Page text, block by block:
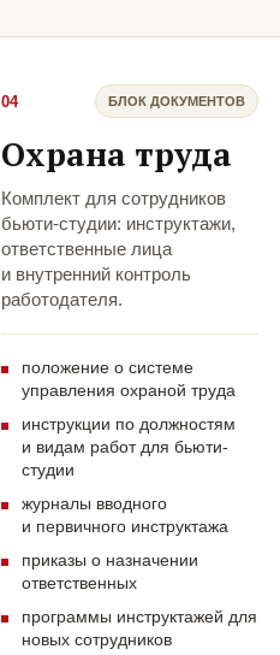
04 БЛОК ДОКУМЕНТОВ
Охрана труда
Комплект для сотрудников
бьюти-студии: инструктажи,
ответственные лица
и внутренний контроль
работодателя.
положение о системе
управления охраной труда
инструкции по должностям
и видам работ для бьюти-
студии
журналы вводного
и первичного инструктажа
приказы о назначении
ответственных
программы инструктажей для
новых сотрудников